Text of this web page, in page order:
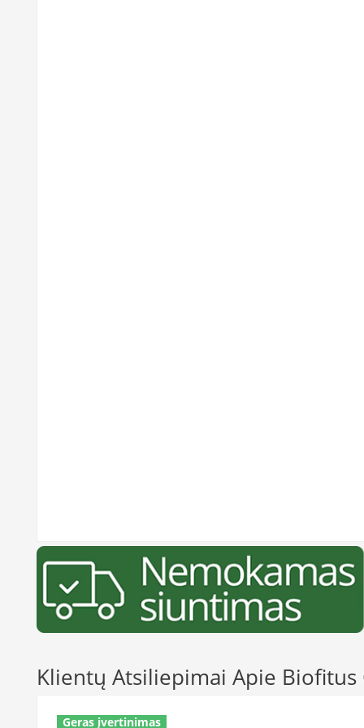
Klientų Atsiliepimai Apie
Geras įvertinimas